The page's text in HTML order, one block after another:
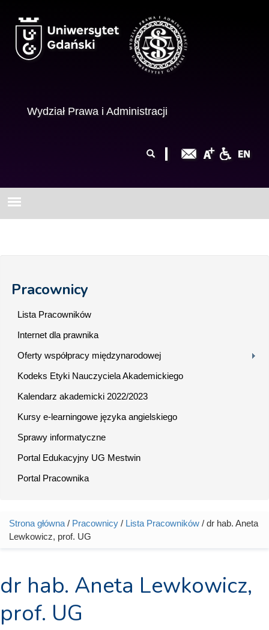
Wydział Prawa i Administracji
wyszukiwania
Pracownicy
Lista Pracowników
Internet dla prawnika
Oferty współpracy międzynarodowej
Kodeks Etyki Nauczyciela Akademickiego
Kalendarz akademicki 2022/2023
Kursy e-learningowe języka angielskiego
Sprawy informatyczne
Portal Edukacyjny UG Mestwin
Portal Pracownika
Jesteś tutaj
Strona główna / Pracownicy / Lista Pracowników / dr hab. Aneta
Lewkowicz, prof. UG
dr hab. Aneta Lewkowicz,
prof. UG